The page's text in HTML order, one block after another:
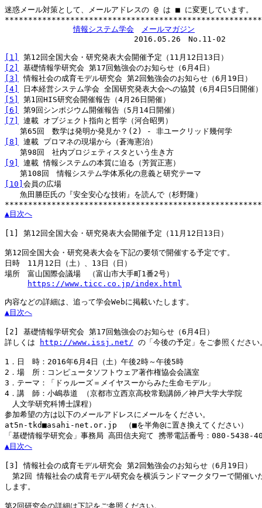
迷惑メール対策として、メールアドレスの @ は ■ に変更しています。
情報システム学会
メールマガジン
2016.05.26　No.11-02
[1]
[2]
[3]
[4]
[5]
[6]
[7]
連載 オブジェクト指向と哲学（河合昭男）
[8]
連載 プロマネの現場から（蒼海憲治）
[9]
連載 情報システムの本質に迫る（芳賀正憲）
[10] 会員の広場
魚田勝臣氏の『安全安心な技術』を読んで（杉野隆）
▲目次へ
[1] 第12回全国大会・研究発表大会開催予定（11月12日13日）
第12回全国大会・研究発表大会を下記の要領で開催する予定です。
日時　11月12日（土）、13日（日）
場所　富山国際会議場　（富山市大手町1番2号）
https://www.ticc.co.jp/index.html
▲目次へ
[2]
基礎情報学研究会 第17回勉強会のお知らせ（6月4日）
詳しくは
http://www.issj.net/ の「今後の予定」をご参照ください
1．日　時：2016年6月4日（土）午後2時～午後5時
2．場　所：コンピュータソフトウェア著作権協会会議室
3．テーマ：「ドゥルーズ＝メイヤスーからみた生命モデル」
4．講　師：小嶋恭道 （京都市立西京高校常勤講師／神戸大学大学院
人文学研究科博士課程）
参加希望の方は以下のメールアドレスにメールをください。
at5n-tkd■asahi-net.or.jp　（■を半角@に置き換えてください）
▲目次へ
[3]
情報社会の成育モデル研究会 第2回勉強会のお知らせ（6月19日）
第2回 情報社会の成育モデル研究会を横浜ランドマークタワーで開催い
します。